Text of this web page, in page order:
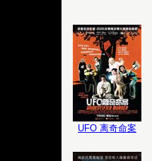
UFO 离奇命案